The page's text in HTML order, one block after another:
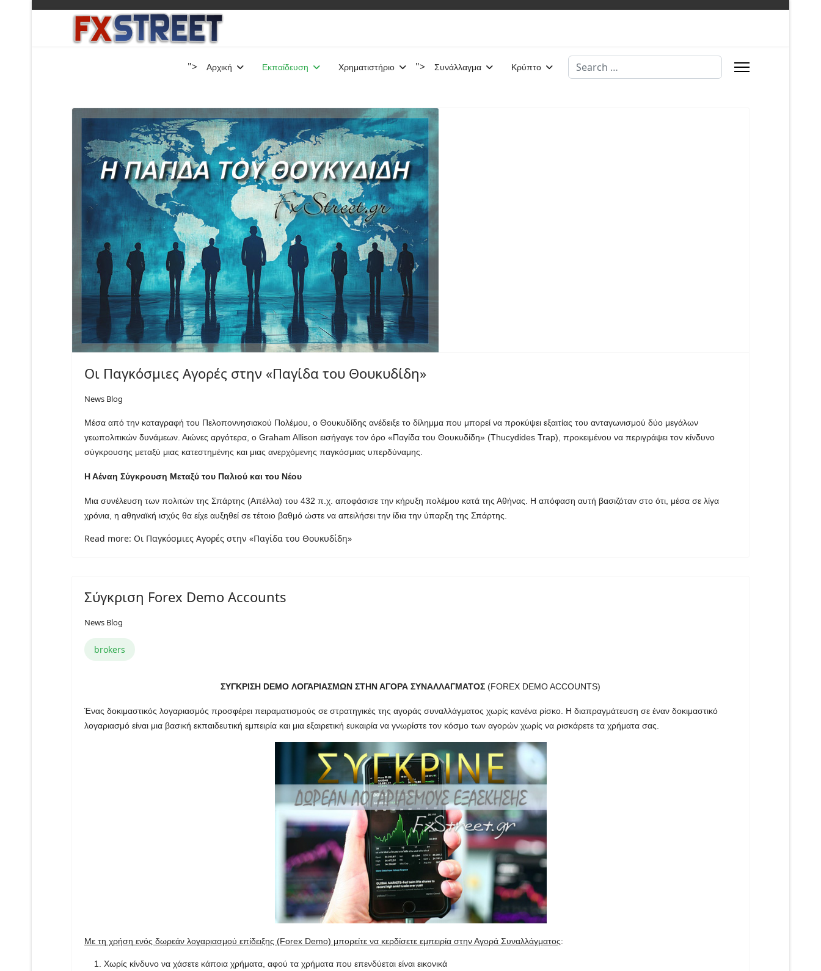
"> Αρχική Εκπαίδευση Χρηματιστήριο "> Συνάλλαγμα Κρύπτο Search
Οι Παγκόσμιες Αγορές στην «Παγίδα του Θουκυδίδη»
News Blog
Μέσα από την καταγραφή του Πελοποννησιακού Πολέμου, ο Θουκυδίδης ανέδειξε το δίλημμα που μπορεί να προκύψει εξαιτίας του ανταγωνισμού δύο μεγάλων
γεωπολιτικών δυνάμεων. Αιώνες αργότερα, ο Graham Allison εισήγαγε τον όρο «Παγίδα του Θουκυδίδη» (Thucydides Trap), προκειμένου να περιγράψει τον κίνδυνο
σύγκρουσης μεταξύ μιας κατεστημένης και μιας ανερχόμενης παγκόσμιας υπερδύναμης.
Η Αέναη Σύγκρουση Μεταξύ του Παλιού και του Νέου
Μια συνέλευση των πολιτών της Σπάρτης (Απέλλα) του 432 π.χ. αποφάσισε την κήρυξη πολέμου κατά της Αθήνας. Η απόφαση αυτή βασιζόταν στο ότι, μέσα σε λίγα
χρόνια, η αθηναϊκή ισχύς θα είχε αυξηθεί σε τέτοιο βαθμό ώστε να απειλήσει την ίδια την ύπαρξη της Σπάρτης.
Read more: Οι Παγκόσμιες Αγορές στην «Παγίδα του Θουκυδίδη»
Σύγκριση Forex Demo Accounts
News Blog
brokers
ΣΥΓΚΡΙΣΗ DEMO ΛΟΓΑΡΙΑΣΜΩΝ ΣΤΗΝ ΑΓΟΡΑ ΣΥΝΑΛΛΑΓΜΑΤΟΣ (FOREX DEMO ACCOUNTS)
Ένας δοκιμαστικός λογαριασμός προσφέρει πειραματισμούς σε στρατηγικές της αγοράς συναλλάγματος χωρίς κανένα ρίσκο. Η διαπραγμάτευση σε έναν δοκιμαστικό
λογαριασμό είναι μια βασική εκπαιδευτική εμπειρία και μια εξαιρετική ευκαιρία να γνωρίστε τον κόσμο των αγορών χωρίς να ρισκάρετε τα χρήματα σας.
Με τη χρήση ενός δωρεάν λογαριασμού επίδειξης (Forex Demo) μπορείτε να κερδίσετε εμπειρία στην Αγορά Συναλλάγματος:
Χωρίς κίνδυνο να χάσετε κάποια χρήματα, αφού τα χρήματα που επενδύεται είναι εικονικά